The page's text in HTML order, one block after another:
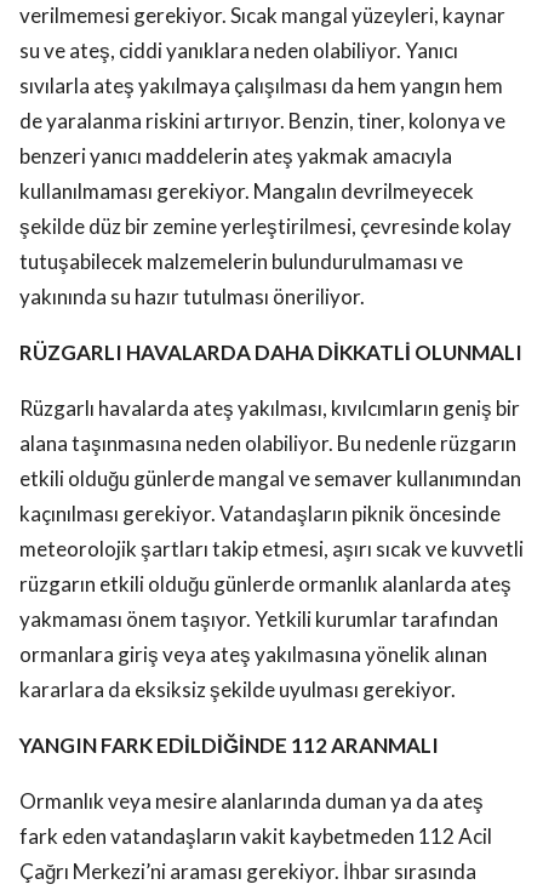
verilmemesi gerekiyor. Sıcak mangal yüzeyleri, kaynar
su ve ateş, ciddi yanıklara neden olabiliyor. Yanıcı
sıvılarla ateş yakılmaya çalışılması da hem yangın hem
de yaralanma riskini artırıyor. Benzin, tiner, kolonya ve
benzeri yanıcı maddelerin ateş yakmak amacıyla
kullanılmaması gerekiyor. Mangalın devrilmeyecek
şekilde düz bir zemine yerleştirilmesi, çevresinde kolay
tutuşabilecek malzemelerin bulundurulmaması ve
yakınında su hazır tutulması öneriliyor.
RÜZGARLI HAVALARDA DAHA DİKKATLİ OLUNMALI
Rüzgarlı havalarda ateş yakılması, kıvılcımların geniş bir
alana taşınmasına neden olabiliyor. Bu nedenle rüzgarın
etkili olduğu günlerde mangal ve semaver kullanımından
kaçınılması gerekiyor. Vatandaşların piknik öncesinde
meteorolojik şartları takip etmesi, aşırı sıcak ve kuvvetli
rüzgarın etkili olduğu günlerde ormanlık alanlarda ateş
yakmaması önem taşıyor. Yetkili kurumlar tarafından
ormanlara giriş veya ateş yakılmasına yönelik alınan
kararlara da eksiksiz şekilde uyulması gerekiyor.
YANGIN FARK EDİLDİĞİNDE 112 ARANMALI
Ormanlık veya mesire alanlarında duman ya da ateş
fark eden vatandaşların vakit kaybetmeden 112 Acil
Çağrı Merkezi’ni araması gerekiyor. İhbar sırasında